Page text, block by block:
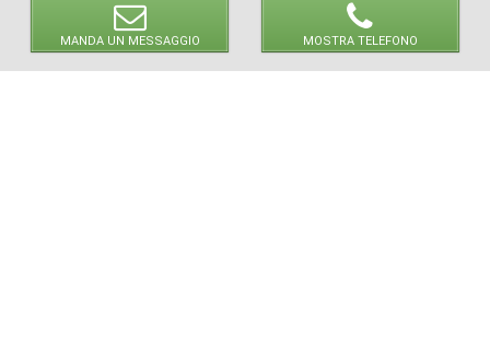
MANDA UN MESSAGGIO MOSTRA TELEFONO